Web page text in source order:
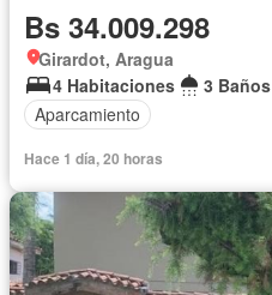
Bs 34.009.298
Girardot, Aragua
4 Habitaciones
3 Baños
Aparcamiento
Hace 1 día, 20 horas